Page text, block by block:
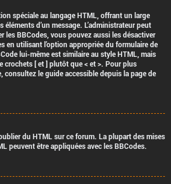
spéciale au langage HTML, offrant un large
d’un message. L’administrateur peut
les BBCodes, vous pouvez aussi les désactiver
en utilisant l’option appropriée du formulaire de
lui-même est similaire au style HTML, mais
crochets [ et ] plutôt que < et >. Pour plus
consultez le guide accessible depuis la page de
du HTML sur ce forum. La plupart des mises
peuvent être appliquées avec les BBCodes.